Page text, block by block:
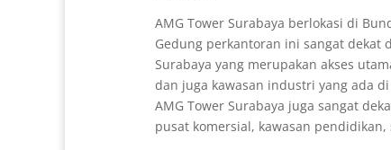
AMG Tower Surabaya berlokasi di
Gedung perkantoran ini sangat dekat
Surabaya yang merupakan akses
dan juga kawasan industri yang ada
AMG Tower Surabaya juga sangat
pusat komersial, kawasan